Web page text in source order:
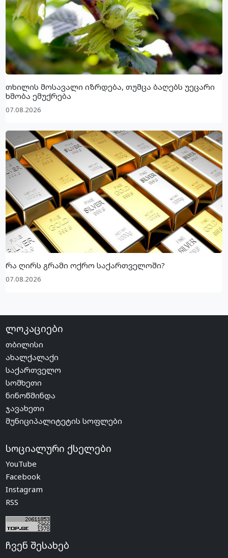
თხილის მოსავალი იზრდება, თუმცა ბაღებს უეცარი
ხმობა ემუქრება
07.08.2026
რა ღირს გრამი ოქრო საქართველოში?
07.08.2026
ლოკაციები
თბილისი
ახალქალაქი
საქართველო
სომხეთი
ნინოწმინდა
ჯავახეთი
მუნიციპალიტეტის სოფლები
სოციალური ქსელები
YouTube
Facebook
Instagram
RSS
ჩვენ შესახებ